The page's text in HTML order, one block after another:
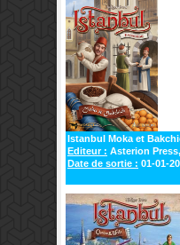
Istanbul Moka et
Editeur : Asterion
Date de sortie : 01-01-